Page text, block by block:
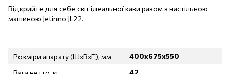
Відкрийте для себе світ ідеальної кави разом з настільною
машиною Jetinno JL22.
Розміри апарату (ШхВхГ), мм
400x675x550
42